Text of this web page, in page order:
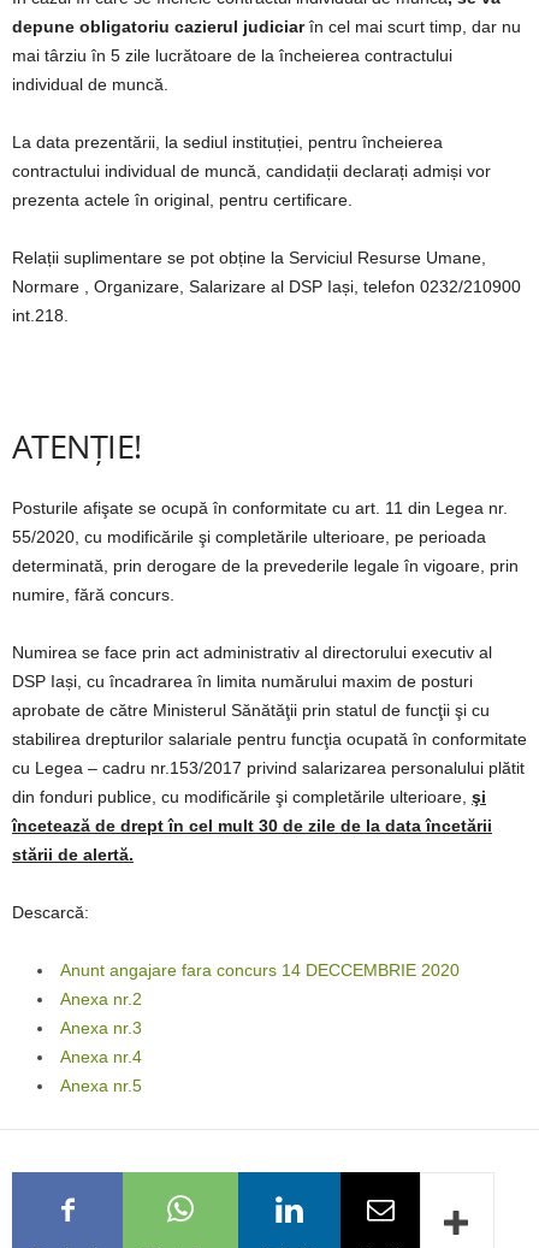
depune obligatoriu cazierul judiciarîn cel mai scurt timp, dar nu
mai târziu în 5 zile lucrătoare de la încheierea contractului
individual de muncă.
La data prezentării, la sediul instituției, pentru încheierea
contractului individual de muncă, candidații declarați admiși vor
prezenta actele în original, pentru certificare.
Relații suplimentare se pot obține la Serviciul Resurse Umane,
Normare , Organizare, Salarizare al DSP Iași, telefon 0232/210900
int.218.
ATENȚIE!
Posturile afişate se ocupă în conformitate cu art. 11 din Legea nr.
55/2020, cu modificările şi completările ulterioare, pe perioada
determinată, prin derogare de la prevederile legale în vigoare, prin
numire, fără concurs.
Numirea se face prin act administrativ al directorului executiv al
DSP Iași, cu încadrarea în limita numărului maxim de posturi
aprobate de către Ministerul Sănătăţii prin statul de funcţii şi cu
stabilirea drepturilor salariale pentru funcţia ocupată în conformitate
cu Legea – cadru nr.153/2017 privind salarizarea personalului plătit
din fonduri publice, cu modificările şi completările ulterioare, şi
încetează de drept în cel mult 30 de zile de la data încetării
stării de alertă.
Descarcă:
Anunt angajare fara concurs 14 DECCEMBRIE 2020
Anexa nr.2
Anexa nr.3
Anexa nr.4
Anexa nr.5